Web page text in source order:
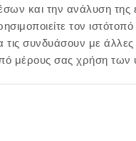
και την ανάλυση της
τον
τις συνδυάσουν με
μέρους σας χρήση των